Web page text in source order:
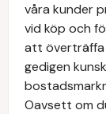
våra kunder
vid köp och
att överträffa
gedigen
Oavsett om